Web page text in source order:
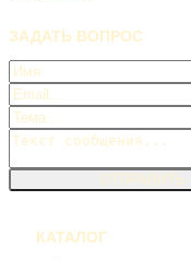
ЗАДАТЬ ВОПРОС
КАТАЛОГ